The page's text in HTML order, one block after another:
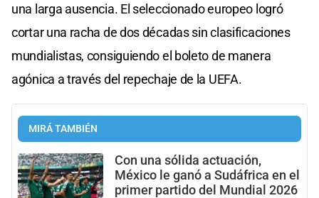
una larga ausencia. El seleccionado europeo logró
cortar una racha de dos décadas sin clasificaciones
mundialistas, consiguiendo el boleto de manera
agónica a través del repechaje de la UEFA.
MIRÁ TAMBIÉN
Con una sólida actuación,
México le ganó a Sudáfrica en el
primer partido del Mundial 2026